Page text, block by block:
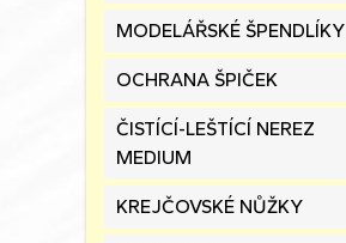
MODELÁŘSKÉ ŠPENDLÍKY
OCHRANA ŠPIČEK
ČISTÍCÍ-LEŠTÍCÍ NEREZ
MEDIUM
KREJČOVSKÉ NŮŽKY